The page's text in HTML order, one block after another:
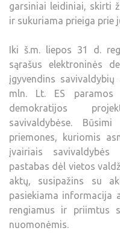
garsiniai leidiniai, skirti
ir sukuriama prieiga prie
Iki š.m. liepos 31 d.
sąrašus elektroninės
įgyvendins
mln. Lt. ES paramos
demokratijos
savivaldybėse.
priemones, kuriomis
įvairiais savivaldybės
pastabas dėl vietos
aktų, susipažins su
pasiekiama informacija
rengiamus ir priimtus
nuomonėmis.